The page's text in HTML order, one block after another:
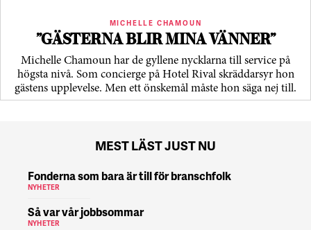
MICHELLE CHAMOUN
”GÄSTERNA BLIR MINA VÄNNER”
Michelle Chamoun har de gyllene nycklarna till service på
högsta nivå. Som concierge på Hotel Rival skräddarsyr hon
gästens upp­levelse. Men ett önskemål måste hon säga nej till.
MEST LÄST JUST NU
Fonderna som bara är till för branschfolk
NYHETER
Så var vår jobbsommar
NYHETER